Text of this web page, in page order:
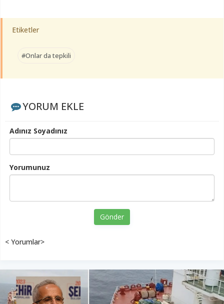
Etiketler
#Onlar da tepkili
YORUM EKLE
Adınız Soyadınız
Yorumunuz
Gönder
< Yorumlar>